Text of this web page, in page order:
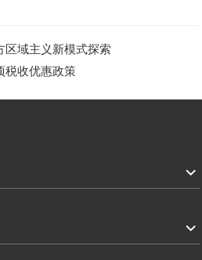
区域主义新模式探索
税收优惠政策